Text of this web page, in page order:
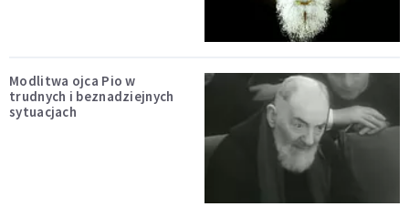
Modlitwa ojca Pio w
trudnych i beznadziejnych
sytuacjach